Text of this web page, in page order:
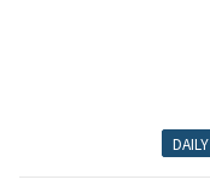
DAILY